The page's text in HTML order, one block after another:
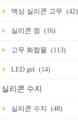
액상 실리콘 고무 (42)
실리콘 껌 (16)
고무 화합물 (113)
LED gel (14)
실리콘 수지
실리콘 수지 (48)